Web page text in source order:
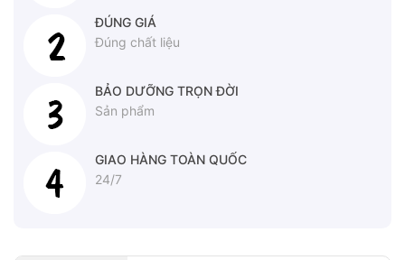
ĐÚNG GIÁ
Đúng chất liệu
BẢO DƯỠNG TRỌN ĐỜI
Sản phẩm
GIAO HÀNG TOÀN QUỐC
24/7